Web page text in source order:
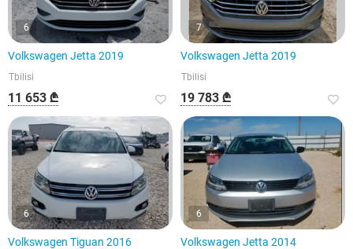
6
Volkswagen Jetta 2019
Tbilisi
11 653 ₾
7
Volkswagen Jetta 2019
Tbilisi
19 783 ₾
6
Volkswagen Tiguan 2016
6
Volkswagen Jetta 2014